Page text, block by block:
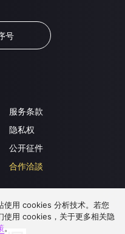
号
服务条款
隐私权
公开征件
合作洽談
使用 cookies 分析技术。若您
使用 cookies，关于更多相关隐
。